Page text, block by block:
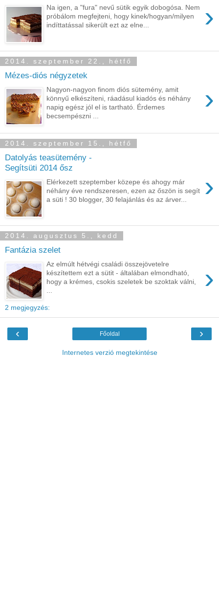
›
Na igen, a "fura" nevű sütik egyik dobogósa. Nem
próbálom megfejteni, hogy kinek/hogyan/milyen
indíttatással sikerült ezt az elne...
2014. szeptember 22., hétfő
Mézes-diós négyzetek
›
Nagyon-nagyon finom diós sütemény, amit
könnyű elkészíteni, ráadásul kiadós és néhány
napig egész jól el is tartható. Érdemes
becsempészni ...
2014. szeptember 15., hétfő
Datolyás teasütemény -
Segítsüti 2014 ősz
›
Elérkezett szeptember közepe és ahogy már
néhány éve rendszeresen, ezen az őszön is segít
a süti ! 30 blogger, 30 felajánlás és az árver...
2014. augusztus 5., kedd
Fantázia szelet
›
Az elmúlt hétvégi családi összejövetelre
készítettem ezt a sütit - általában elmondható,
hogy a krémes, csokis szeletek be szoktak válni,
2 megjegyzés:
‹ ›
Főoldal
Internetes verzió megtekintése